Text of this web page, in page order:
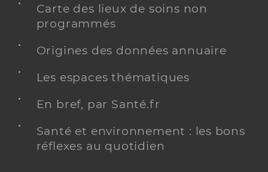
Carte des lieux de soins non
programmés
Origines des données annuaire
Les espaces thématiques
En bref, par Santé.fr
Santé et environnement : les bons
réflexes au quotidien